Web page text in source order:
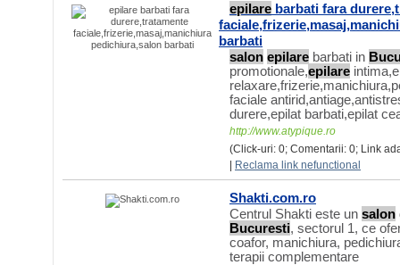
epilare barbati fara
barbati
salon epilare barbati in
promotionale,epilare
faciale
durere,epilat barbati,epilat
http://www.atypique.ro
(Click-uri: 0; Comentarii: 0; Link
Reclama link nefunctional
Shakti.com.ro
Centrul Shakti este un salon
Bucuresti, sectorul 1, ce
coafor, manichiura,
terapii complementare